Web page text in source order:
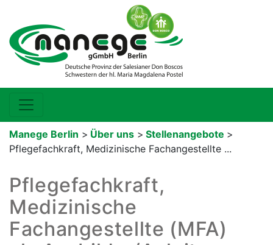
Manege Berlin > Über uns > Stellenangebote >
Pflegefachkraft, Medizinische Fachangestellte ...
Pflegefachkraft,
Medizinische
Fachangestellte (MFA)